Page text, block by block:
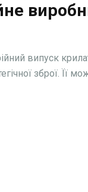
випуск
зброї. Її